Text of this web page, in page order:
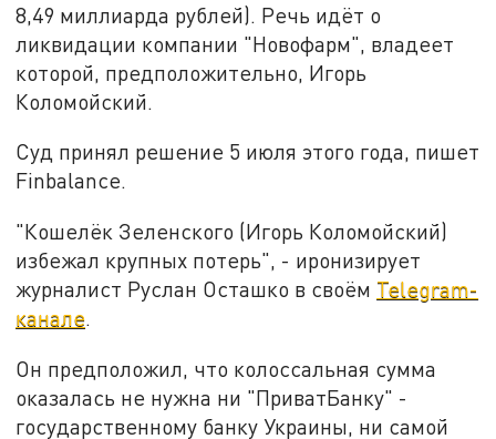
8,49 миллиарда рублей). Речь идёт о
ликвидации компании "Новофарм", владеет
которой, предположительно, Игорь
Коломойский.
Суд принял решение 5 июля этого года, пишет
Finbalance.
"Кошелёк Зеленского (Игорь Коломойский)
избежал крупных потерь", - иронизирует
журналист Руслан Осташко в своём Telegram-
канале.
Он предположил, что колоссальная сумма
оказалась не нужна ни "ПриватБанку" -
государственному банку Украины, ни самой